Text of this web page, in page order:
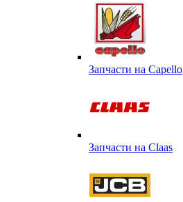
Запчасти на Capello
Запчасти на Сlaas